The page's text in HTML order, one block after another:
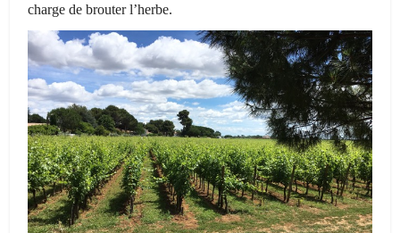
charge de brouter l’herbe.